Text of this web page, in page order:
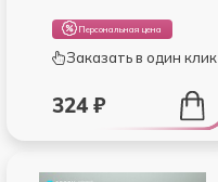
Персональная цена
Заказать в один клик
324 ₽